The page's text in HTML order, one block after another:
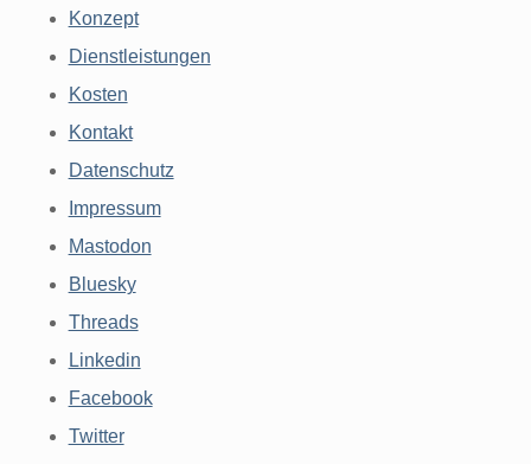
Konzept
Dienstleistungen
Kosten
Kontakt
Datenschutz
Impressum
Mastodon
Bluesky
Threads
Linkedin
Facebook
Twitter